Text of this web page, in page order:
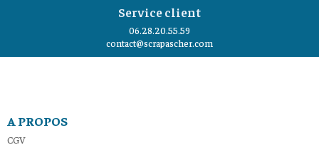
Service client
06.28.20.55.59
contact@scrapascher.com
A PROPOS
CGV